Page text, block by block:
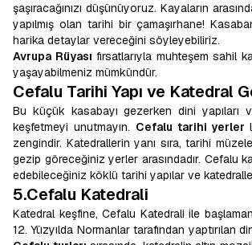
şaşıracağınızı düşünüyoruz. Kayaların
yapılmış olan tarihi bir çamaşırhane!
harika detaylar vereceğini söyleyebiliriz.
Avrupa Rüyası fırsatlarıyla muhteşem sahil
yaşayabilmeniz mümkündür.
Cefalu Tarihi Yapı ve Katedral
Bu küçük kasabayı gezerken dini yapıları
keşfetmeyi unutmayın. Cefalu tarihi yerler
zengindir. Katedrallerin yanı sıra, tarihi
gezip göreceğiniz yerler arasındadır. Cefalu
edebileceğiniz köklü tarihi yapılar ve
5.Cefalu Katedrali
Katedral keşfine, Cefalu Katedrali ile
12. Yüzyılda Normanlar tarafından yaptırılan